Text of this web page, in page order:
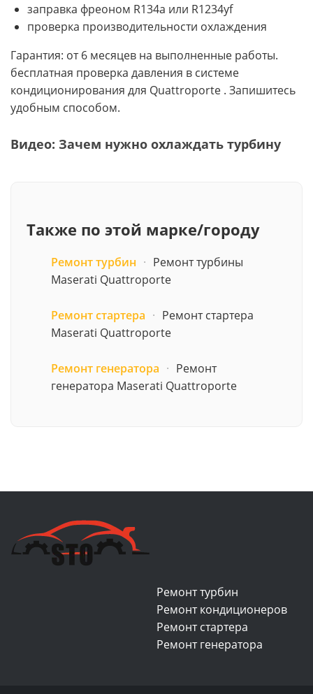
заправка фреоном R134a или R1234yf
проверка производительности охлаждения
Гарантия: от 6 месяцев на выполненные работы.
бесплатная проверка давления в системе
кондиционирования для Quattroporte . Запишитесь
удобным способом.
Видео: Зачем нужно охлаждать турбину
Также по этой марке/городу
Ремонт турбин · Ремонт турбины
Maserati Quattroporte
Ремонт стартера · Ремонт стартера
Maserati Quattroporte
Ремонт генератора · Ремонт
генератора Maserati Quattroporte
Ремонт турбин
Ремонт кондиционеров
Ремонт стартера
Ремонт генератора